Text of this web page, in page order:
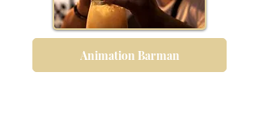
Animation Barman